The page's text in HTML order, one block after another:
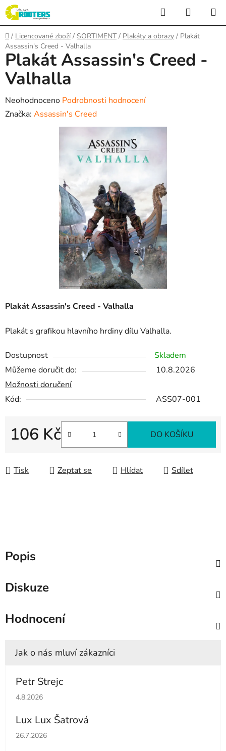
Přejít
na
obsah
Hledat
KOŠÍK
Domů
/ Licencované zboží / SORTIMENT / Plakáty a obrazy / Plakát
Assassin's Creed - Valhalla
Plakát Assassin's Creed - Valhalla
Plakát s grafikou hlavního hrdiny dílu Valhalla.
Dostupnost
Skladem
Můžeme doručit do:
10.8.2026
Možnosti doručení
Kód:
ASS07-001
106 Kč DO KOŠÍKU
Tisk Zeptat se Hlídat Sdílet
Plakát Assassin's Creed -
Valhalla
Průměrné
hodnocení
Neohodnoceno Podrobnosti hodnocení
Značka: Assassin's Creed
Popis
Diskuze
Hodnocení
Petr Strejc
Hodnocení obchodu je 5 z 5 hvězdiček.
4.8.2026
Lux Lux Šatrová
Hodnocení obchodu je 5 z 5 hvězdiček.
26.7.2026